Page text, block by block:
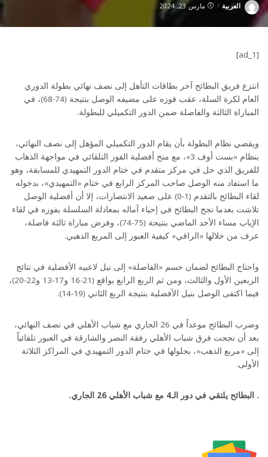
Posted
العربية مارس 23, 2024
[ad_1]
انتزع فريق البطائح آخر بطاقات التأهل إلى نصف نهائي بطولة الدوري
العام لكرة السلة، عقب فوزه على مضيفه الوصل بنتيجة (74-68)، في
المباراة الثالثة والفاصلة ضمن الدور التكميلي للبطولة.
ويقضي نظام البطولة بأن يقام الدور التكميلي المؤهل إلى نصف النهائي،
بنظام «بست أوف 3»، مع منح أفضلية الفوز التلقائي في مواجهة الذهاب
للفريق الذي حل في مركز متقدم في ختام الدور التمهيدي للمسابقة، وهو
ما استفاد منه الوصل صاحب المركز الرابع في ختام «التمهيدي»، بدخوله
لقاء البطائح بالتقدم (1-0) على صعيد الانتصارات، إلا أن أفضلية الوصل
تلاشت بعدما نجح البطائح في إحياء آماله بمعادلة السلسلة بفوزه في لقاء
الإياب مساء الأحد الماضي بنتيجة (75-74)، وفرض مباراة ثالثة فاصلة،
عرف من خلالها «الراقي» كيفية العبور إلى المربع الذهبي.
واحتاج البطائح لضمان حسم «الفاصلة» إلى نيل لاعبيه الأفضلية في نتائج
الربعين الأول والثالث، ومن ثم الربع الرابع بواقع (21-16 و17-13 و22-20)،
فيما اكتفى الوصل بنيل الأفضلية بنتيجة الربع الثاني (19-14).
وضرب البطائح موعداً في 26 الجاري مع شباب الأهلي في نصف النهائي،
بعد أن نجحت فرق شباب الأهلي رفقة النصر والشارقة في العبور تلقائياً
إلى «مربع الذهب»، بحلولها في ختام الدور التمهيدي في المراكز الثلاثة
الأولى.
. البطائح يلتقي في دور الـ4 مع شباب الأهلي 26 الجاري.